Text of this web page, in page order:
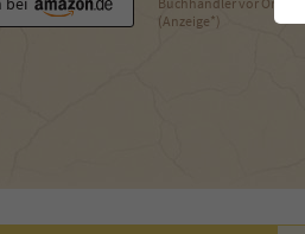
(Anzeige*)